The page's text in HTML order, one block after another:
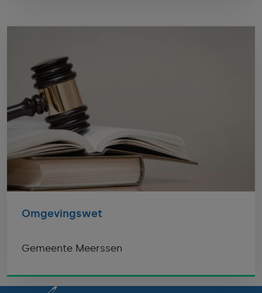
Omgevingswet
Gemeente Meerssen